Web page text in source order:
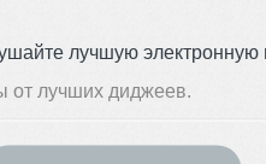
лучшую электронную
от лучших диджеев.